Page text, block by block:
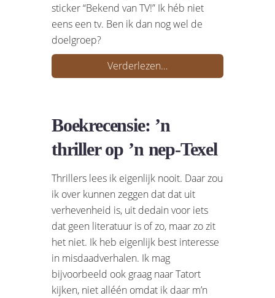
sticker “Bekend van TV!” Ik héb niet
eens een tv. Ben ik dan nog wel de
doelgroep?
Verderlezen…
Boekrecensie: ’n
thriller op ’n nep-Texel
Thrillers lees ik eigenlijk nooit. Daar zou
ik over kunnen zeggen dat dat uit
verhevenheid is, uit dedain voor iets
dat geen literatuur is of zo, maar zo zit
het niet. Ik heb eigenlijk best interesse
in misdaadverhalen. Ik mag
bijvoorbeeld ook graag naar Tatort
kijken, niet alléén omdat ik daar m’n